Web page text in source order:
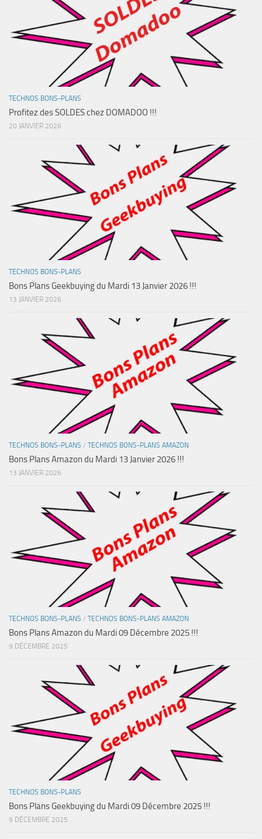
TECHNOS BONS-PLANS
Profitez des SOLDES chez DOMADOO !!!
20 JANVIER 2026
TECHNOS BONS-PLANS
Bons Plans Geekbuying du Mardi 13 Janvier 2026 !!!
13 JANVIER 2026
TECHNOS BONS-PLANS / TECHNOS BONS-PLANS AMAZON
Bons Plans Amazon du Mardi 13 Janvier 2026 !!!
13 JANVIER 2026
TECHNOS BONS-PLANS / TECHNOS BONS-PLANS AMAZON
Bons Plans Amazon du Mardi 09 Décembre 2025 !!!
9 DÉCEMBRE 2025
TECHNOS BONS-PLANS
Bons Plans Geekbuying du Mardi 09 Décembre 2025 !!!
9 DÉCEMBRE 2025